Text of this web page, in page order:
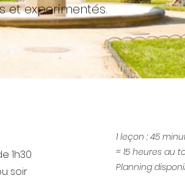
et experimentés.
1h30
soir
1 leçon : 45
= 15 heures au
Planning